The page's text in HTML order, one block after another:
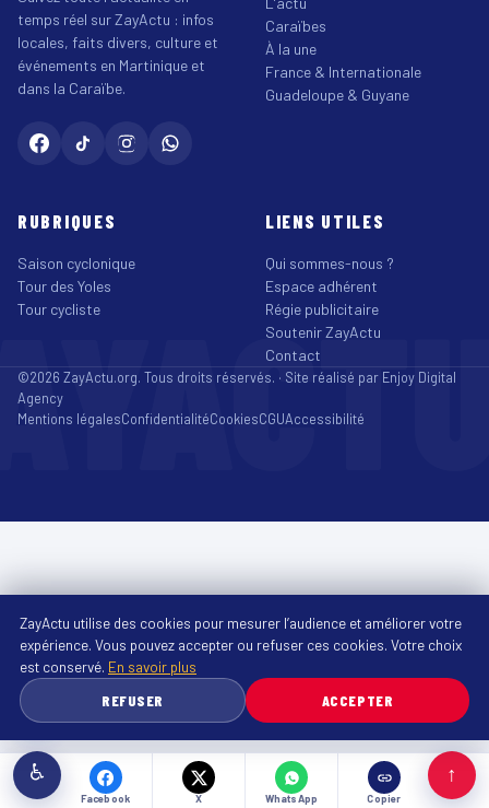
Facebook X WhatsApp Copier
temps réel sur ZayActu : infos
locales, faits divers, culture et
événements en Martinique et
dans la Caraïbe.
Caraïbes
À la une
France & Internationale
Guadeloupe & Guyane
RUBRIQUES
Saison cyclonique
Tour des Yoles
Tour cycliste
LIENS UTILES
Qui sommes-nous ?
Espace adhérent
Régie publicitaire
Soutenir ZayActu
Contact
©2026 ZayActu.org. Tous droits réservés. · Site réalisé par Enjoy Digital
Agency
Mentions légalesConfidentialitéCookiesCGUAccessibilité
♿ ↑
ZayActu utilise des cookies pour mesurer l’audience et améliorer votre
expérience. Vous pouvez accepter ou refuser ces cookies. Votre choix
est conservé. En savoir plus
REFUSER
ACCEPTER